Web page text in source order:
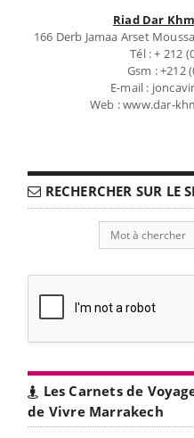
Riad Dar
166 Derb Jamaa Arset
Tél : + 212
Gsm : +212
E-mail :
Web : www.dar-
RECHERCHER SUR LE
Les Carnets de
de Vivre Marrakech